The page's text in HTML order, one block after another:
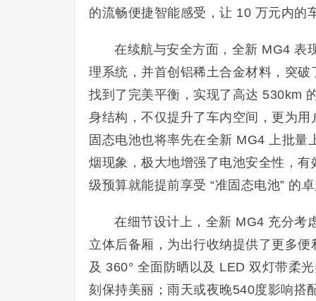
的流畅便捷智能感受，让 10 万元内的
在续航与安全方面，全新 MG4 表
理系统，并首创铝稀土合金材料，突
找到了完美平衡，实现了高达 530km
身结构，不仅提升了车内空间，更为
固态电池也将率先在全新 MG4 上批
烟现象，极大地增强了电池安全性，
级预算就能提前享受 “准固态电池” 的
在细节设计上，全新 MG4 充分考
立体后备厢，为出行收纳提供了更多
及 360° 全面防晒以及 LED 双灯带柔
刻保持美丽；雨天或夜晚540度影响搭